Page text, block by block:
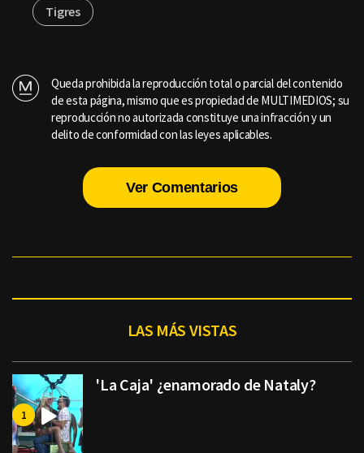
Tigres
Queda prohibida la reproducción total o parcial del contenido
de esta página, mismo que es propiedad de MULTIMEDIOS; su
reproducción no autorizada constituye una infracción y un
delito de conformidad con las leyes aplicables.
Ver Comentarios
LAS MÁS VISTAS
'La Caja' ¿enamorado de Nataly?